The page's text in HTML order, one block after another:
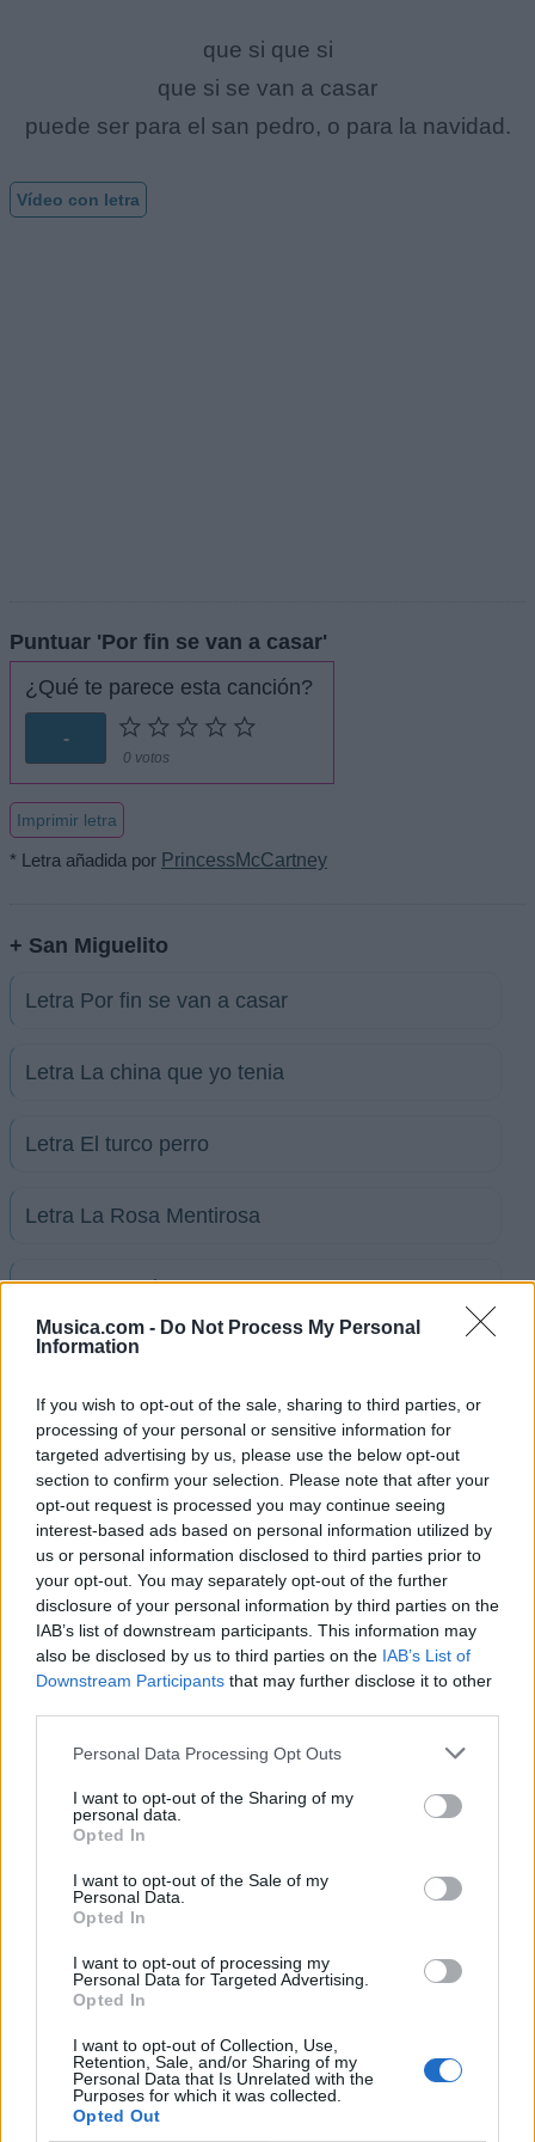
Musica.com - Do Not Process My Personal
Information
If you wish to opt-out of the sale, sharing to third parties, or
processing of your personal or sensitive information for
targeted advertising by us, please use the below opt-out
section to confirm your selection. Please note that after your
opt-out request is processed you may continue seeing
interest-based ads based on personal information utilized by
us or personal information disclosed to third parties prior to
your opt-out. You may separately opt-out of the further
disclosure of your personal information by third parties on the
IAB’s list of downstream participants. This information may
also be disclosed by us to third parties on the IAB’s List of
Downstream Participants that may further disclose it to other
Personal Data Processing Opt Outs
I want to opt-out of the Sharing of my
personal data.
Opted In
I want to opt-out of the Sale of my
Personal Data.
Opted In
I want to opt-out of processing my
Personal Data for Targeted Advertising.
Opted In
I want to opt-out of Collection, Use,
Retention, Sale, and/or Sharing of my
Personal Data that Is Unrelated with the
Purposes for which it was collected.
Opted Out
que si que si
que si se van a casar
puede ser para el san pedro, o para la navidad.
Vídeo con letra
Puntuar 'Por fin se van a casar'
¿Qué te parece esta canción?
-
0 votos
Imprimir letra
* Letra añadida por PrincessMcCartney
+ San Miguelito
Letra Por fin se van a casar
Letra La china que yo tenia
Letra El turco perro
Letra La Rosa Mentirosa
Letra Y que viva
+ Letras de San Miguelito
Biografía Ranking Fotos Foro
Ranking de San Miguelito
San Miguelito no está entre los 500 artistas más
apoyados y visitados de esta semana.
¿Apoyar a San Miguelito?
9 0